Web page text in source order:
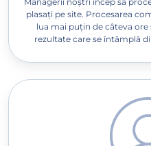
plasați pe site. Procesarea
lua mai puțin de câteva
rezultate care se întâmplă